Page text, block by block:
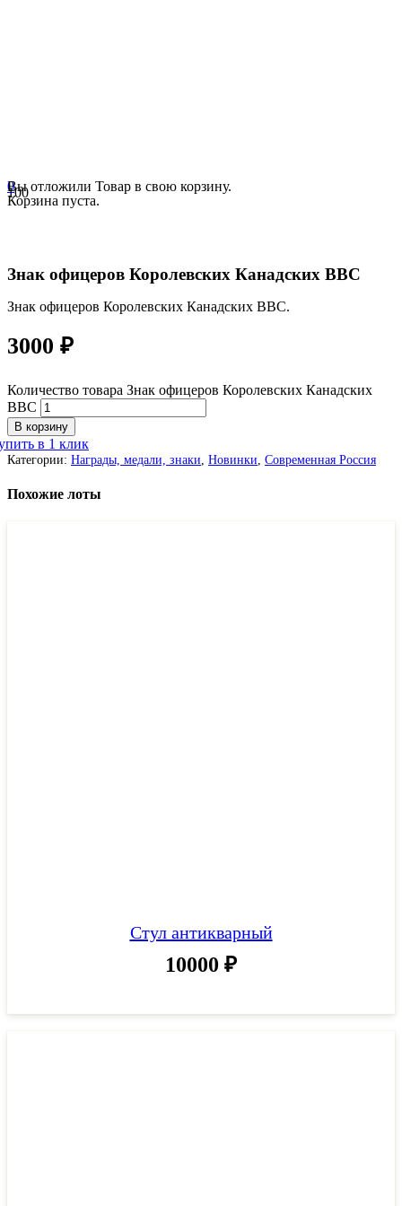
0
Вы отложили Товар в свою корзину.
Корзина пуста.
Знак офицеров Королевских Канадских ВВС
Знак офицеров Королевских Канадских ВВС.
3000 ₽
Количество товара Знак офицеров Королевских Канадских
ВВС
В корзину
в 1 клик
Категории: Награды, медали, знаки Новинки Современная Россия
Похожие лоты
Стул антикварный
10000 ₽